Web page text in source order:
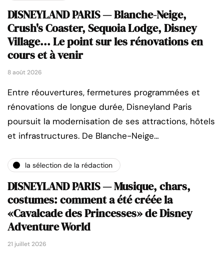
DISNEYLAND PARIS — Blanche-Neige,
Crush's Coaster, Sequoia Lodge, Disney
Village... Le point sur les rénovations en
cours et à venir
8 août 2026
Entre réouvertures, fermetures programmées et
rénovations de longue durée, Disneyland Paris
poursuit la modernisation de ses attractions, hôtels
et infrastructures. De Blanche-Neige…
la sélection de la rédaction
DISNEYLAND PARIS — Musique, chars,
costumes: comment a été créée la
«Cavalcade des Princesses» de Disney
Adventure World
21 juillet 2026